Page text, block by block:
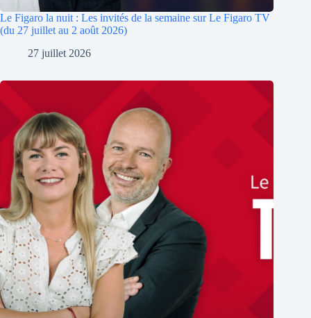
Le Figaro la nuit : Les invités de la semaine sur Le Figaro TV
(du 27 juillet au 2 août 2026)
27 juillet 2026